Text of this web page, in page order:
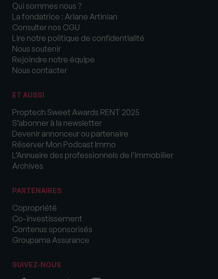
Qui sommes nous ?
La fondatrice : Ariane Artinian
Consulter nos CGU
Lire notre politique de confidentialité
Nous soutenir
Rejoindre notre équipe
Nous contacter
ET AUSSI
Proptech Sweet Awards RENT 2025
S’abonner à la newsletter
Devenir annonceur ou partenaire
Réserver Mon Podcast Immo
L’Annuaire des professionnels de l’immobilier
Archives
PARTENAIRES
Copropriété
Co-investissement
Contenus sponsorisés
Groupama Assurance
SUIVEZ-NOUS